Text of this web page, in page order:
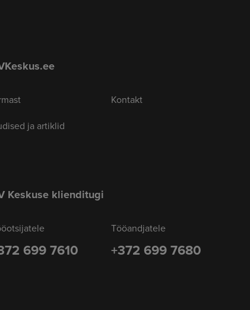
ja artiklid
Kontakt
Keskuse klienditugi
699 7610
Tööandjatele
+372 699 7680